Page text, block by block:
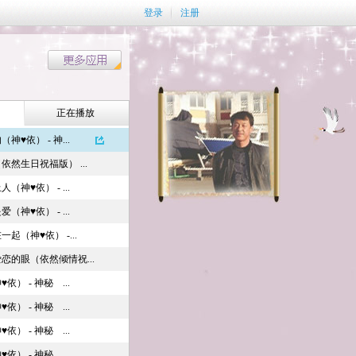
登录 注册
正在播放